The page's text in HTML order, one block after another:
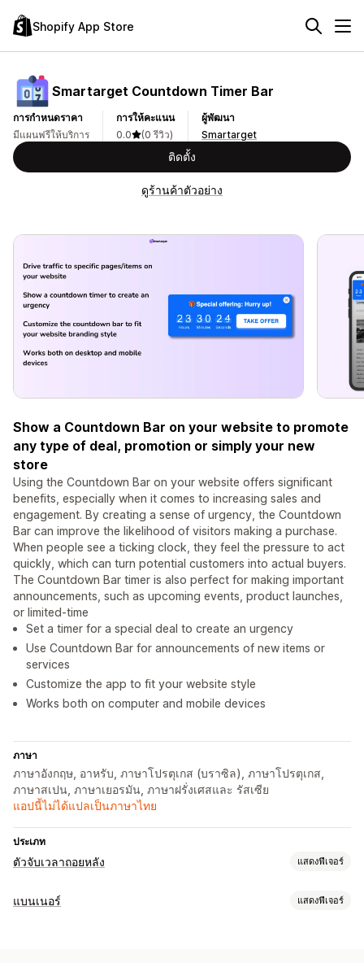
Shopify App Store
Smartarget Countdown Timer Bar
การกำหนดราคา
มีแผนฟรีให้บริการ
การให้คะแนน
0.0
(0 รีวิว)
ผู้พัฒนา
Smartarget
ติดตั้ง
ดูร้านค้าตัวอย่าง
Show a Countdown Bar on your website to promote
any type of deal, promotion or simply your new
store
Using the Countdown Bar on your website offers significant
benefits, especially when it comes to increasing sales and
engagement. By creating a sense of urgency, the Countdown
Bar can improve the likelihood of visitors making a purchase.
When people see a ticking clock, they feel the pressure to act
quickly, which can turn potential customers into actual buyers.
The Countdown Bar timer is also perfect for making important
announcements, such as upcoming events, product launches,
or limited-time
Set a timer for a special deal to create an urgency
Use Countdown Bar for announcements of new items or
services
Customize the app to fit your website style
Works both on computer and mobile devices
ภาษา
ภาษาอังกฤษ, อาหรับ, ภาษาโปรตุเกส (บราซิล), ภาษาโปรตุเกส,
ภาษาสเปน, ภาษาเยอรมัน, ภาษาฝรั่งเศสและ รัสเซีย
แอปนี้ไม่ได้แปลเป็นภาษาไทย
ประเภท
ตัวจับเวลาถอยหลัง แสดงฟีเจอร์
ตัวเลือกการแสดงผล
แบนเนอร์ แสดงฟีเจอร์